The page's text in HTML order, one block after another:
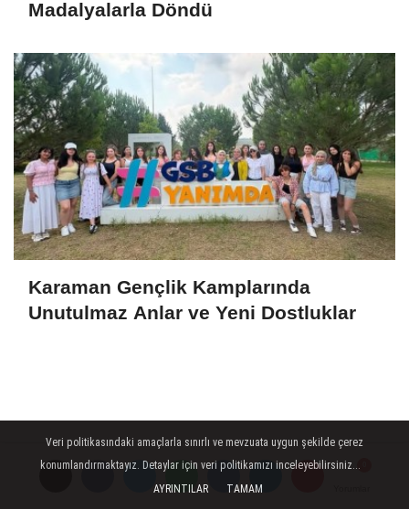
Madalyalarla Döndü
Karaman Gençlik Kamplarında
Unutulmaz Anlar ve Yeni Dostluklar
Veri politikasındaki amaçlarla sınırlı ve mevzuata uygun şekilde çerez
konumlandırmaktayız. Detaylar için veri politikamızı inceleyebilirsiniz...
AYRINTILAR
TAMAM